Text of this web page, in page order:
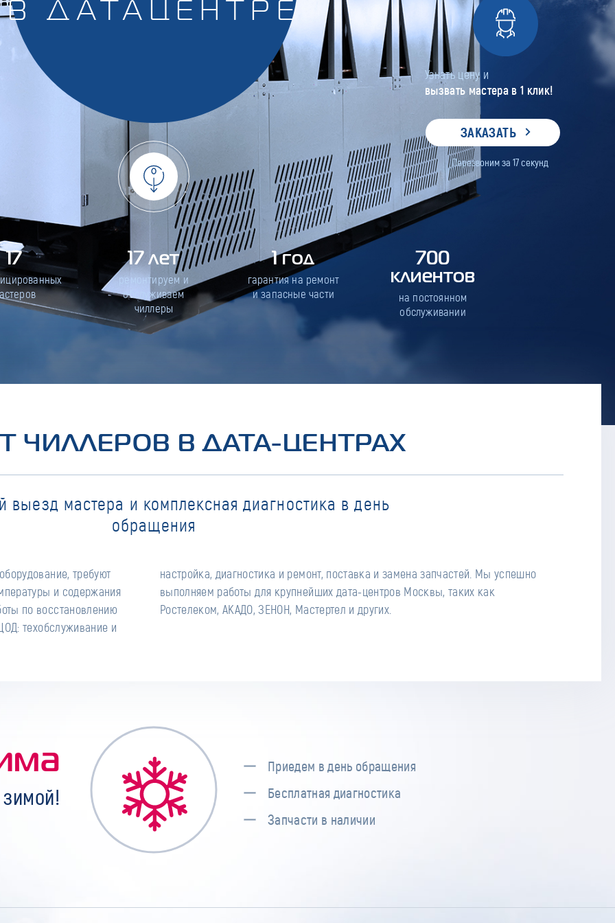
В ДАТАЦЕНТРЕ
Узнать цену и
вызвать мастера в 1 клик!
ЗАКАЗАТЬ
Перезвоним за 17секунд
17 17 лет
ремонтируем и
обслуживаем
чиллеры
1 год
гарантия на ремонт
и запасные части
700
клиентов
на постоянном
обслуживании
ЧИЛЛЕРОВ В ДАТА-ЦЕНТРАХ
выезд мастера и комплексная диагностика в день
обращения
требуют
и содержания
по восстановлению
техобслуживание и
запчастей. Мы успешно
Москвы, таких как
Ростелеком, АКАДО, ЗЕНОН, Мастертел и других.
Приедем в день обращения
Бесплатная диагностика
Запчасти в наличии